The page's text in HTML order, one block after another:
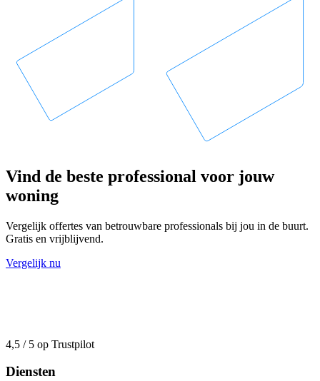
Vind de beste professional voor jouw
woning
Vergelijk offertes van betrouwbare professionals bij jou in de buurt.
Gratis en vrijblijvend.
Vergelijk nu
4,5 / 5 op Trustpilot
Diensten